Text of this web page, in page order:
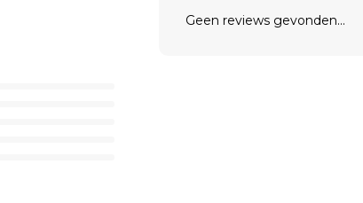
Geen reviews gevonden...